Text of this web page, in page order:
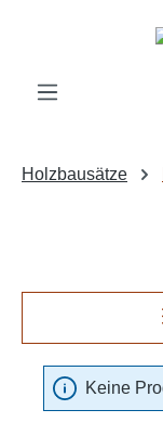
Zum Hauptinhalt
Holzbausätze
Keine